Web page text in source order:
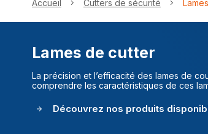
Accueil Cutters de sécurité
Lames de cutter
La précision et l’efficacité des lames de
comprendre les caractéristiques de ces
Découvrez nos produits